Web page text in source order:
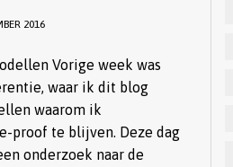
2016
Vorige week was
waar ik dit blog
waarom ik
proof te blijven. Deze dag
onderzoek naar de